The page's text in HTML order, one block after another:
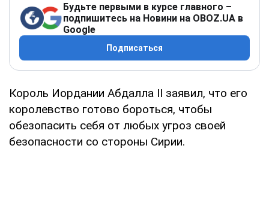
Будьте первыми в курсе главного –
подпишитесь на Новини на OBOZ.UA в
Google
Подписаться
Король Иордании Абдалла II заявил, что его
королевство готово бороться, чтобы
обезопасить себя от любых угроз своей
безопасности со стороны Сирии.